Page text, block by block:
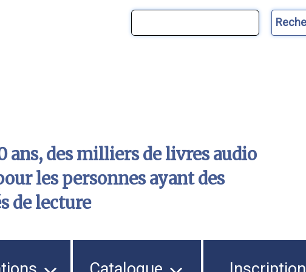
ans, des milliers de livres audio
les personnes ayant des
de lecture